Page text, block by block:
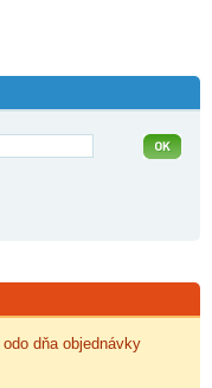
odo dňa objednávky